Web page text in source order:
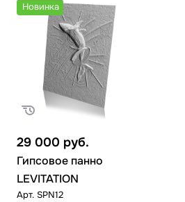
Новинка
29 000 руб.
Гипсовое панно
LEVITATION
Арт. SPN12